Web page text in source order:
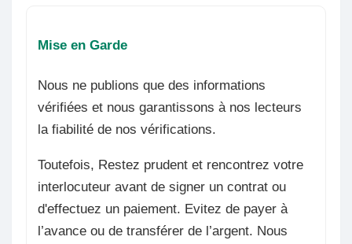
Mise en Garde
Nous ne publions que des informations
vérifiées et nous garantissons à nos lecteurs
la fiabilité de nos vérifications.
Toutefois, Restez prudent et rencontrez votre
interlocuteur avant de signer un contrat ou
d'effectuez un paiement. Evitez de payer à
l’avance ou de transférer de l’argent. Nous